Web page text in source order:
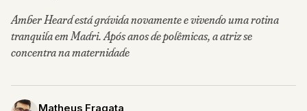
Amber Heard está grávida novamente e vivendo uma rotina
tranquila em Madri. Após anos de polêmicas, a atriz se
concentra na maternidade